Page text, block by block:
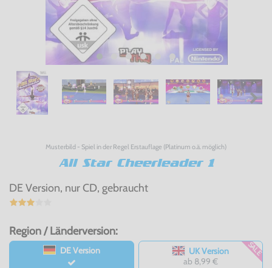
Musterbild - Spiel in der Regel Erstauflage (Platinum o.ä. möglich)
All Star Cheerleader 1
DE Version, nur CD, gebraucht
Region / Länderversion:
DE Version
UK Version
ab 8,99 €
SALE